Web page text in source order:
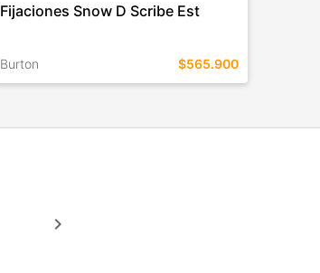
Fijaciones Snow D Scribe Est
Burton $565.900
keyboard_arrow_right